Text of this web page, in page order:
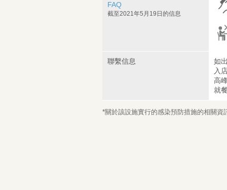
FAQ
截至2021年5月19日的信息
聯繫信息
如
入
高
就
*關於該設施實行的感染預防措施的相關資